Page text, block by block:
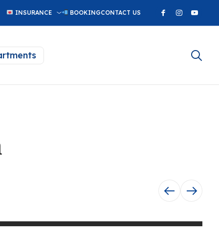
INSURANCE BOOKINGCONTACT US